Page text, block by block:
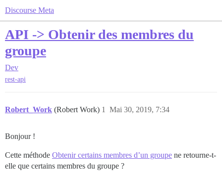
Discourse Meta
API -> Obtenir des membres du
groupe
Dev
rest-api
Robert_Work (Robert Work) Mai 30, 2019, 7:34
1
Bonjour !
Cette méthode Obtenir certains membres d’un groupe ne retourne-t-
elle que certains membres du groupe ?